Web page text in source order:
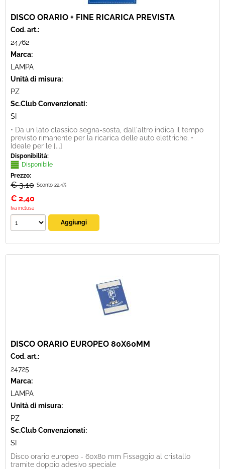
DISCO ORARIO + FINE RICARICA PREVISTA
Cod. art.:
24762
Marca:
LAMPA
Unità di misura:
PZ
Sc.Club Convenzionati:
SI
• Da un lato classico segna-sosta, dall'altro indica il tempo
previsto rimanente per la ricarica delle auto elettriche. •
Ideale per le [...]
Disponibilità:
Disponibile
Prezzo:
€ 3,10 Sconto 22.4%
€ 2,40
Iva inclusa
DISCO ORARIO EUROPEO 80X60MM
Cod. art.:
24725
Marca:
LAMPA
Unità di misura:
PZ
Sc.Club Convenzionati:
SI
Disco orario europeo - 60x80 mm Fissaggio al cristallo
tramite doppio adesivo speciale